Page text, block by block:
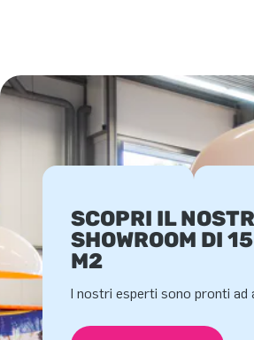
SCOPRI IL
SHOWROOM DI
M2
I nostri esperti sono pronti ad